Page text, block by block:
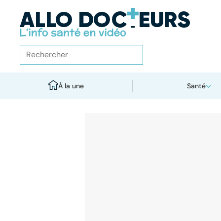
À la une Santé